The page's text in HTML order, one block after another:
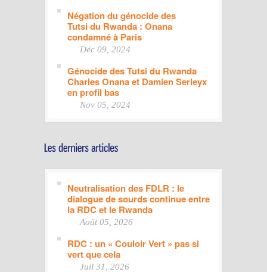
Négation du génocide des
Tutsi du Rwanda : Onana
condamné à Paris
Déc 09, 2024
Génocide des Tutsi du Rwanda
Charles Onana et Damien Serieyx
en profil bas
Nov 05, 2024
Neutralisation des FDLR : le
dialogue de sourds continue entre
la RDC et le Rwanda
Août 05, 2026
RDC : un « Couloir Vert » pas si
vert que cela
Juil 31, 2026